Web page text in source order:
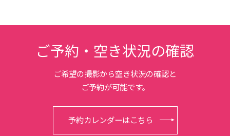
ご予約・空き状況の確認
ご希望の撮影から空き状況の確認と
ご予約が可能です。
予約カレンダーはこちら